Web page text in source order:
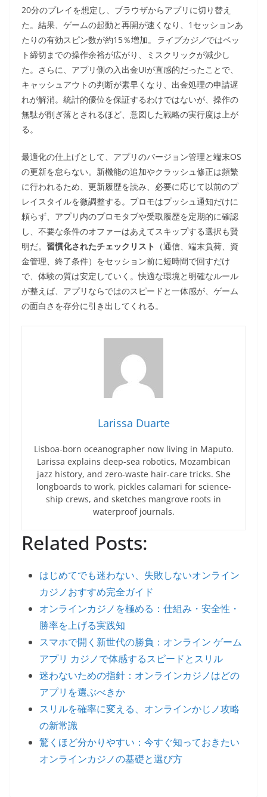
20分のプレイを想定し、ブラウザからアプリに切り替え
た。結果、ゲームの起動と再開が速くなり、1セッションあ
たりの有効スピン数が約15％増加。
ライブカジノではベッ
ト締切までの操作余裕が広がり、ミスクリックが減少し
た。さらに、アプリ側の入出金UIが直感的だったことで、
キャッシュアウトの判断が素早くなり、出金処理の申請遅
れが解消。統計的優位を保証するわけではないが、操作の
無駄が削ぎ落とされるほど、意図した戦略の実行度は上が
る。
最適化の仕上げとして、アプリのバージョン管理と端末OS
の更新を怠らない。新機能の追加やクラッシュ修正は頻繁
に行われるため、更新履歴を読み、必要に応じて以前のプ
レイスタイルを微調整する。プロモはプッシュ通知だけに
頼らず、アプリ内のプロモタブや受取履歴を定期的に確認
し、不要な条件のオファーはあえてスキップする選択も賢
明だ。 習慣化されたチェックリスト
（通信、端末負荷、資
金管理、終了条件）をセッション前に短時間で回すだけ
で、体験の質は安定していく。快適な環境と明確なルール
が整えば、アプリならではのスピードと一体感が、ゲーム
の面白さを存分に引き出してくれる。
Larissa Duarte
Lisboa-born oceanographer now living in Maputo.
Larissa explains deep-sea robotics, Mozambican
jazz history, and zero-waste hair-care tricks. She
longboards to work, pickles calamari for science-
ship crews, and sketches mangrove roots in
waterproof journals.
Related Posts:
はじめてでも迷わない、失敗しないオンライン
カジノおすすめ完全ガイド
オンラインカジノを極める：仕組み・安全性・
勝率を上げる実践知
スマホで開く新世代の勝負：オンライン ゲーム
アプリ カジノで体感するスピードとスリル
迷わないための指針：オンラインカジノはどの
アプリを選ぶべきか
スリルを確率に変える、オンラインかじノ攻略
の新常識
驚くほど分かりやすい：今すぐ知っておきたい
オンラインカジノの基礎と選び方